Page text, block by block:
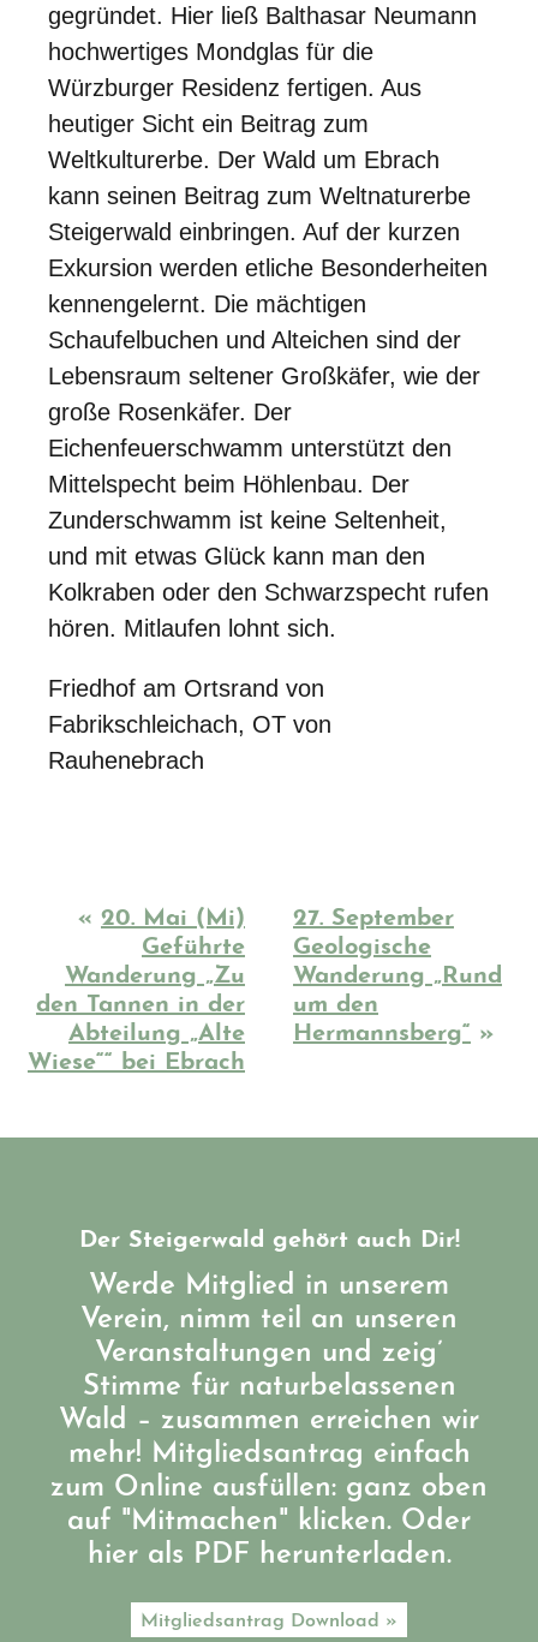
gegründet. Hier ließ Balthasar Neumann
hochwertiges Mondglas für die
Würzburger Residenz fertigen. Aus
heutiger Sicht ein Beitrag zum
Weltkulturerbe. Der Wald um Ebrach
kann seinen Beitrag zum Weltnaturerbe
Steigerwald einbringen. Auf der kurzen
Exkursion werden etliche Besonderheiten
kennengelernt. Die mächtigen
Schaufelbuchen und Alteichen sind der
Lebensraum seltener Großkäfer, wie der
große Rosenkäfer. Der
Eichenfeuerschwamm unterstützt den
Mittelspecht beim Höhlenbau. Der
Zunderschwamm ist keine Seltenheit,
und mit etwas Glück kann man den
Kolkraben oder den Schwarzspecht rufen
hören. Mitlaufen lohnt sich.
Friedhof am Ortsrand von
Fabrikschleichach, OT von
Rauhenebrach
« 20. Mai (Mi)
Geführte
Wanderung „Zu
den Tannen in der
Abteilung „Alte
Wiese““ bei Ebrach
27. September
Geologische
Wanderung „Rund
um den
Hermannsberg“ »
Der Steigerwald gehört auch Dir!
Werde Mitglied in unserem
Verein, nimm teil an unseren
Veranstaltungen und zeig’
Stimme für naturbelassenen
Wald – zusammen erreichen wir
mehr! Mitgliedsantrag einfach
zum Online ausfüllen: ganz oben
auf "Mitmachen" klicken. Oder
hier als PDF herunterladen.
Mitgliedsantrag Download »